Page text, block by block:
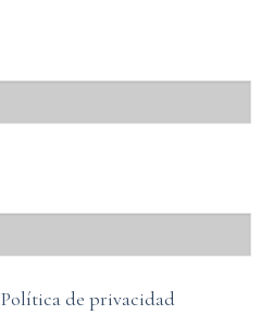
Política de privacidad